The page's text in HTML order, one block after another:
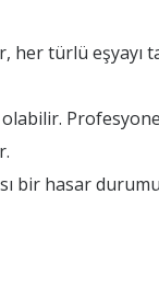
her türlü eşyayı
bir hasar